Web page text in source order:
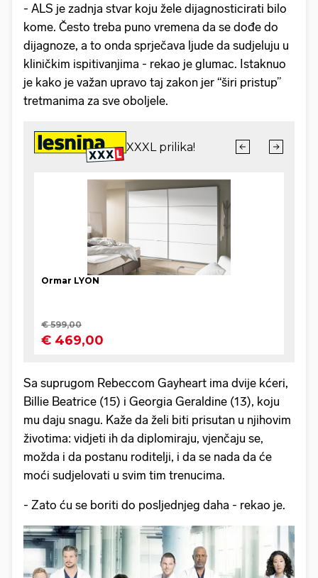
- ALS je zadnja stvar koju žele dijagnosticirati bilo
kome. Često treba puno vremena da se dođe do
dijagnoze, a to onda sprječava ljude da sudjeluju u
kliničkim ispitivanjima - rekao je glumac. Istaknuo
je kako je važan upravo taj zakon jer “širi pristup”
tretmanima za sve oboljele.
Sa suprugom Rebeccom Gayheart ima dvije kćeri,
Billie Beatrice (15) i Georgia Geraldine (13), koju
mu daju snagu. Kaže da želi biti prisutan u njihovim
životima: vidjeti ih da diplomiraju, vjenčaju se,
možda i da postanu roditelji, i da se nada da će
moći sudjelovati u svim tim trenucima.
- Zato ću se boriti do posljednjeg daha - rekao je.